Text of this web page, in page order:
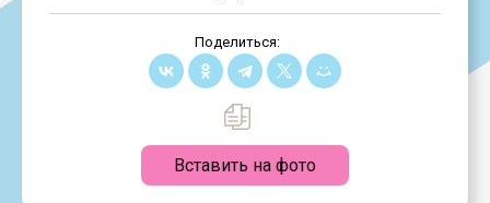
Поделиться:
Вставить на фото